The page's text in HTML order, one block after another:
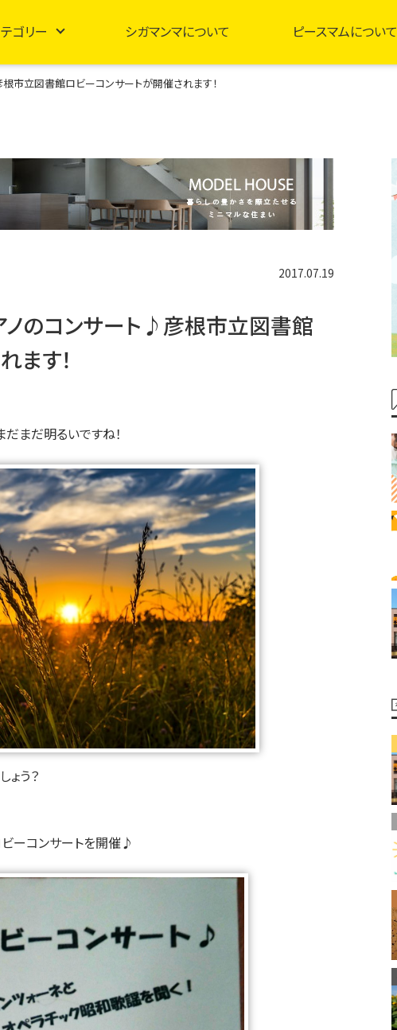
ゴリー シガマンマについて ピースマムについて
市立図書館ロビーコンサートが開催されます！
2017.07.19
のコンサート♪彦根市立図書館
ます！
まだ明るいですね！
う？
ーコンサートを開催♪